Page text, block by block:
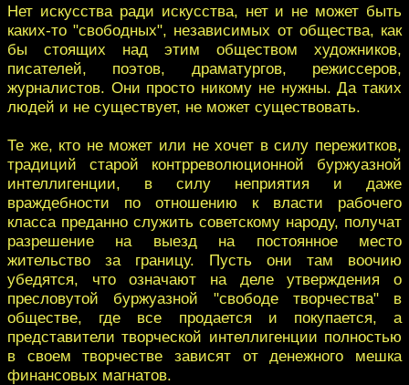
Нет искусства ради искусства, нет и не может быть
каких-то "свободных", независимых от общества, как
бы стоящих над этим обществом художников,
писателей, поэтов, драматургов, режиссеров,
журналистов. Они просто никому не нужны. Да таких
людей и не существует, не может существовать.
Те же, кто не может или не хочет в силу пережитков,
традиций старой контрреволюционной буржуазной
интеллигенции, в силу неприятия и даже
враждебности по отношению к власти рабочего
класса преданно служить советскому народу, получат
разрешение на выезд на постоянное место
жительство за границу. Пусть они там воочию
убедятся, что означают на деле утверждения о
пресловутой буржуазной "свободе творчества" в
обществе, где все продается и покупается, а
представители творческой интеллигенции полностью
в своем творчестве зависят от денежного мешка
финансовых магнатов.